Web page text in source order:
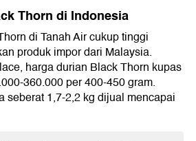
Thorn di Indonesia
di Tanah Air cukup tinggi
produk impor dari Malaysia.
harga durian Black Thorn kupas
360.000 per 400-450 gram.
seberat 1,7-2,2 kg dijual mencapai